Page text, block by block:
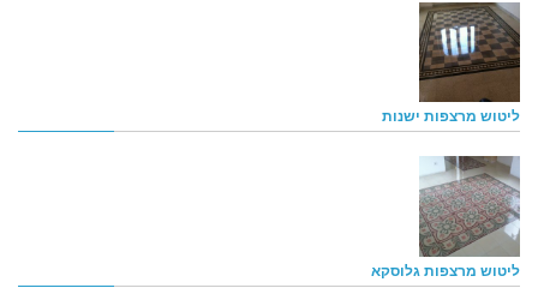
ליטוש מרצפות ישנות
ליטוש מרצפות גלוסקא